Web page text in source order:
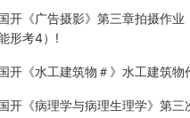
开《广告摄影》第三章拍摄作业
形考4）!
开《水工建筑物＃》水工建筑物
开《病理学与病理生理学》第三